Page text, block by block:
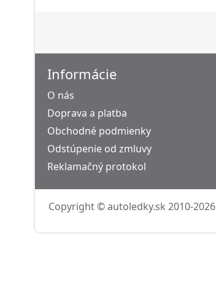
Informácie
O nás
Doprava a platba
Obchodné podmienky
Odstúpenie od zmluvy
Reklamačný protokol
Copyright © autoledky.sk 2010-2026